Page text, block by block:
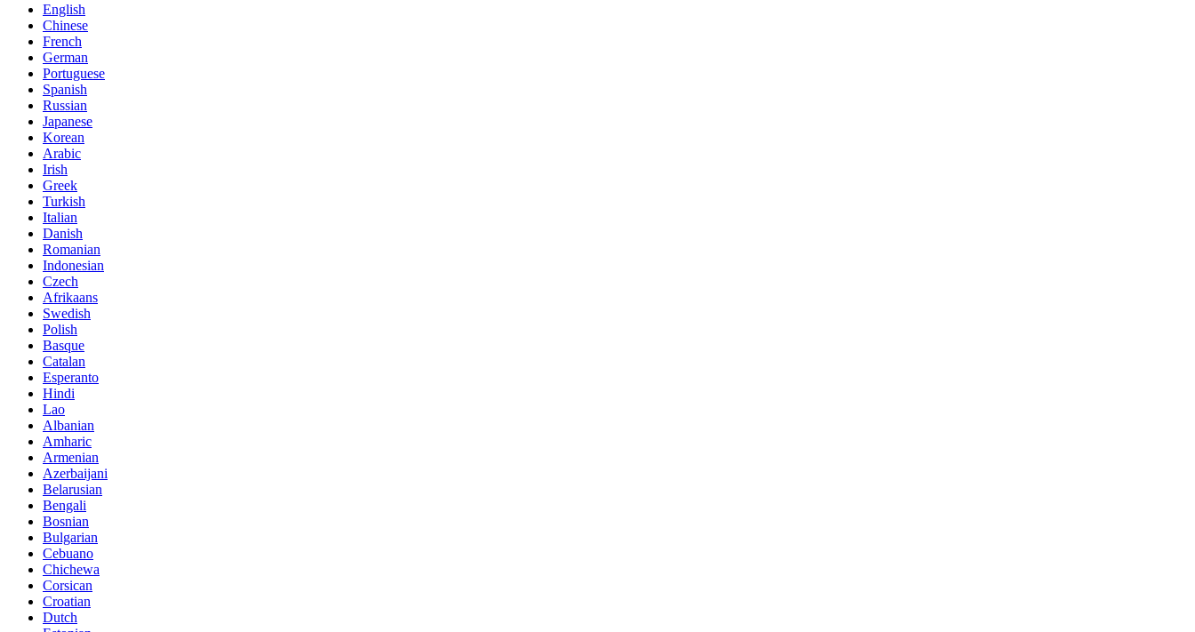
English
Chinese
French
German
Portuguese
Spanish
Russian
Japanese
Korean
Arabic
Irish
Greek
Turkish
Italian
Danish
Romanian
Indonesian
Czech
Afrikaans
Swedish
Polish
Basque
Catalan
Esperanto
Hindi
Lao
Albanian
Amharic
Armenian
Azerbaijani
Belarusian
Bengali
Bosnian
Bulgarian
Cebuano
Chichewa
Corsican
Croatian
Dutch